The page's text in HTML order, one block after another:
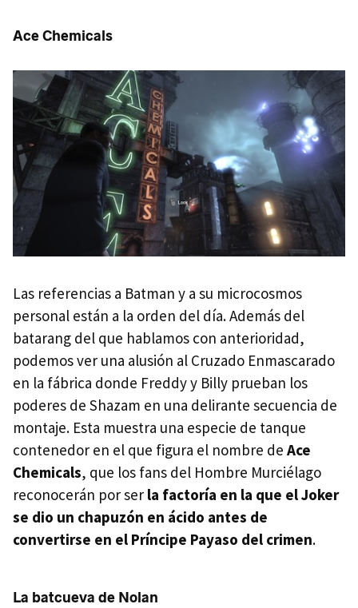
Ace Chemicals
Las referencias a Batman y a su microcosmos
personal están a la orden del día. Además del
batarang del que hablamos con anterioridad,
podemos ver una alusión al Cruzado Enmascarado
en la fábrica donde Freddy y Billy prueban los
poderes de Shazam en una delirante secuencia de
montaje. Esta muestra una especie de tanque
contenedor en el que figura el nombre de Ace
Chemicals, que los fans del Hombre Murciélago
reconocerán por ser la factoría en la que el Joker
se dio un chapuzón en ácido antes de
convertirse en el Príncipe Payaso del crimen.
La batcueva de Nolan